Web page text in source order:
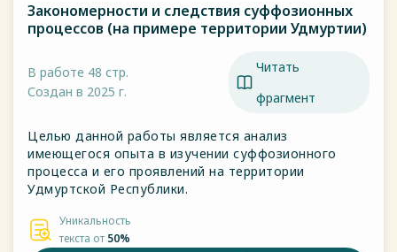
Закономерности и следствия суффозионных
процессов (на примере территории Удмуртии)
В работе 48 стр.
Создан в 2025 г.
Читать
фрагмент
Целью данной работы является анализ
имеющегося опыта в изучении суффозионного
процесса и его проявлений на территории
Удмуртской Республики.
Уникальность
текста от 50%